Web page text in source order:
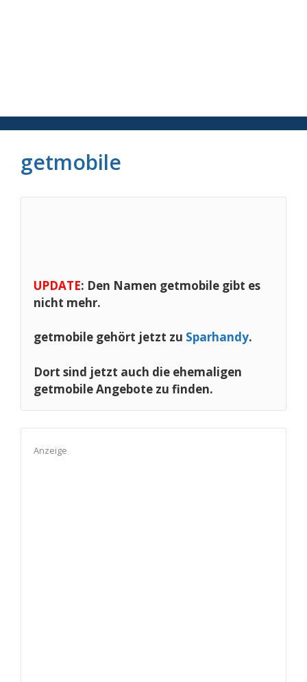
getmobile
UPDATE: Den Namen getmobile gibt es
nicht mehr.
getmobile gehört jetzt zu Sparhandy.
Dort sind jetzt auch die ehemaligen
getmobile Angebote zu finden.
Anzeige